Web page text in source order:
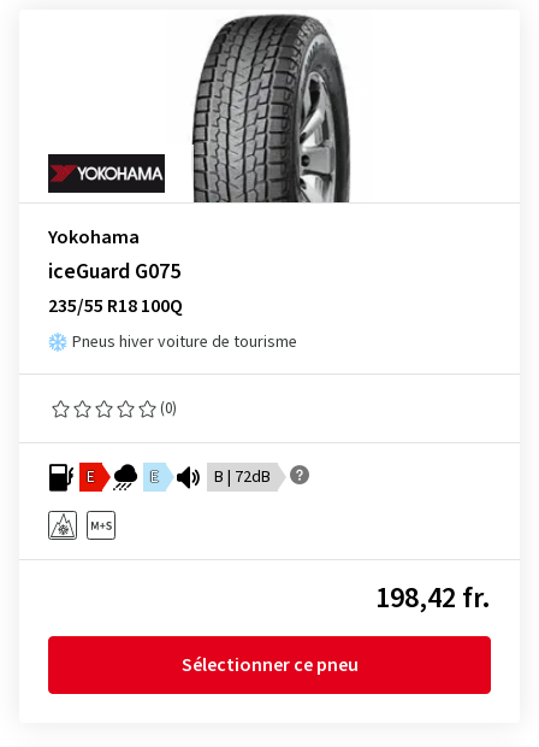
Yokohama
iceGuard G075
235/55 R18 100Q
Pneus hiver voiture de tourisme
(0)
E E B | 72dB
198,42 fr.
Sélectionner ce pneu